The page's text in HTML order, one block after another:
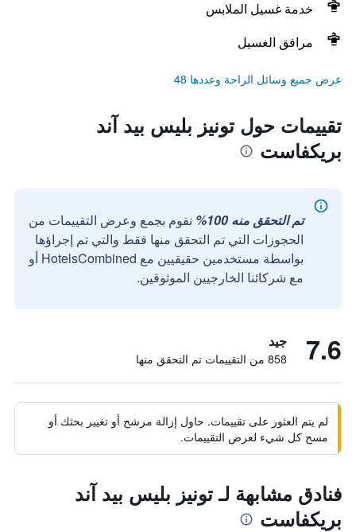
خدمة غسيل الملابس
مرافق الغسيل
عرض جميع وسائل الراحة وعددها 48
تقييمات حول تونيز بليس بيد آند
بريكفاست
تم التحقق منه 100%
نقوم بجمع وعرض التقييمات من
الحجوزات التي تم التحقق منها فقط والتي تم إجراؤها
بواسطة مستخدمين حقيقيين مع HotelsCombined أو
مع شركائنا الخارجيين الموثوقين.
7.6 جيد
858 من التقييمات تم التحقق منها
لم يتم العثور على تقييمات. حاول إزالة مرشح أو تغيير بحثك أو
مسح كل شيء لعرض التقييمات.
فنادق مشابهة لـ تونيز بليس بيد آند
بريكفاست